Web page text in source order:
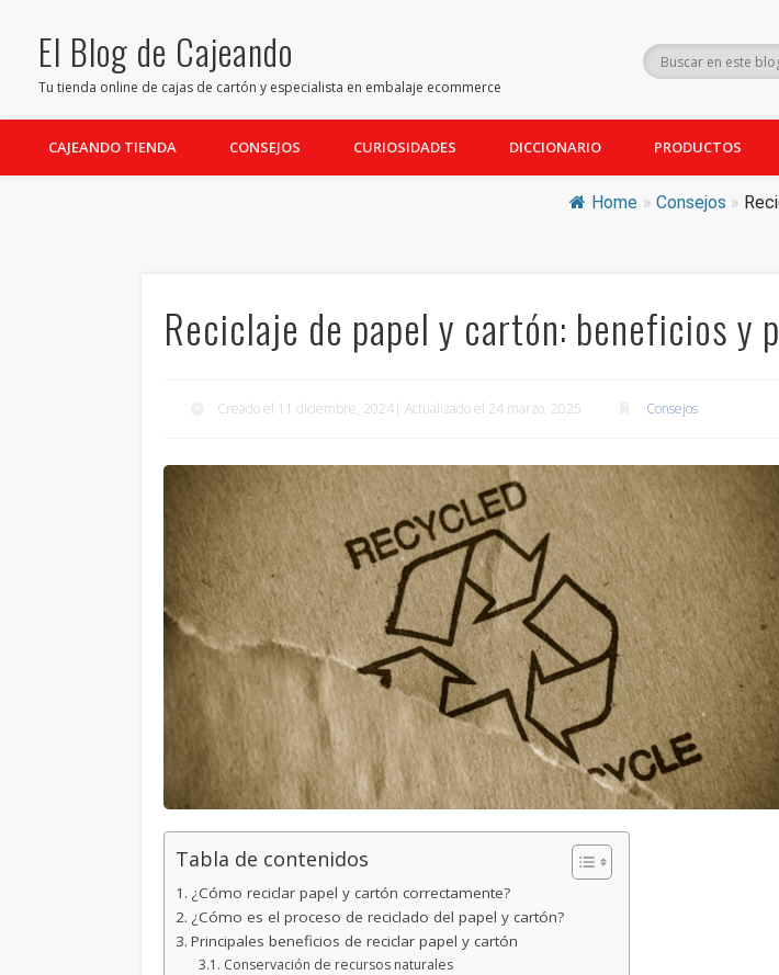
El Blog de Cajeando
Tu tienda online de cajas de cartón y especialista en embalaje ecommerce
FacebookTwitter PinterestYoutube
CAJEANDO TIENDA CONSEJOS CURIOSIDADES DICCIONARIO PRODUCTOS
Home » Consejos »
Reciclaje de papel y cartón: beneficios y
Creado el 11 diciembre, 2024| Actualizado el 24 marzo, 2025 Consejos
Tabla de contenidos
¿Cómo reciclar papel y cartón correctamente?
¿Cómo es el proceso de reciclado del papel y cartón?
Principales beneficios de reciclar papel y cartón
Conservación de recursos naturales